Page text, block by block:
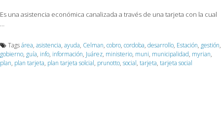
Es una asistencia económica canalizada a través de una tarjeta con la cual
Tagsárea, asistencia, ayuda, Celman, cobro, cordoba, desarrollo, Estación, gestión,
gobierno, guía, info, información, Juárez, ministerio, muni, municipalidad, myrian,
plan, plan tarjeta, plan tarjeta solcial, prunotto, social, tarjeta, tarjeta social